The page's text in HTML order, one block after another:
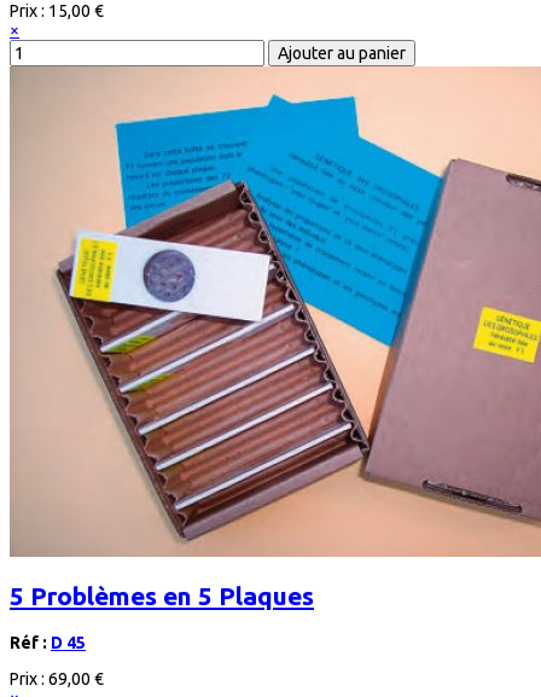
Prix : 15,00 €
×
5 Problèmes en 5 Plaques
Réf : D 45
Prix : 69,00 €